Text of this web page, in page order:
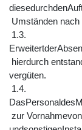
Umständen nach
1.3.
hierdurch
vergüten.
1.4.
zur